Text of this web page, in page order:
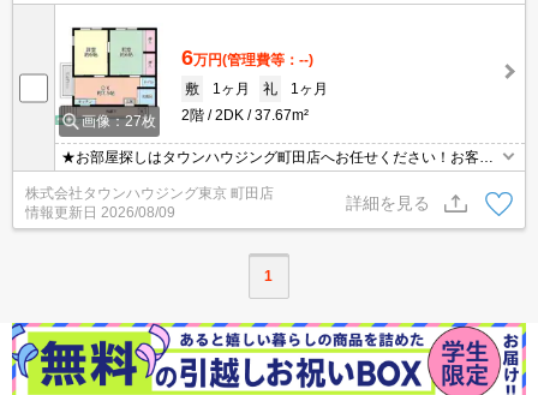
画像：27枚
6万円(管理費等：--)
敷
1ヶ月 礼
1ヶ月
2階
2DK 37.67m²
★お部屋探しはタウンハウジング町田店へお任せください！お客様
のご条件にピッタリなお部屋をご紹介可能です！！お引越しのプロ
が精一杯お手伝いさせていただきます！！★
株式会社タウンハウジング東京 町田店
情報更新日 2026/08/09
詳細を見る
1